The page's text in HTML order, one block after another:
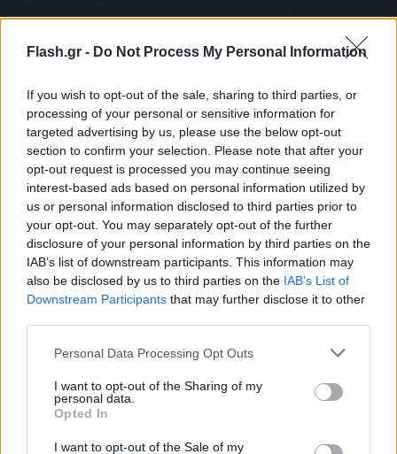
Flash.gr - Do Not Process My Personal Information
If you wish to opt-out of the sale, sharing to third parties, or
processing of your personal or sensitive information for
targeted advertising by us, please use the below opt-out
section to confirm your selection. Please note that after your
opt-out request is processed you may continue seeing
interest-based ads based on personal information utilized by
us or personal information disclosed to third parties prior to
your opt-out. You may separately opt-out of the further
disclosure of your personal information by third parties on the
IAB’s list of downstream participants. This information may
also be disclosed by us to third parties on the IAB’s List of
Downstream Participants that may further disclose it to other
Please note that this website/app uses one or more Google
not limited to your visit or usage behaviour. You may click to
grant or deny consent to Google and its third-party tags to
use your data for below specified purposes in below Google
consent section.
Personal Data Processing Opt Outs
I want to opt-out of the Sharing of my
personal data.
Opted In
I want to opt-out of the Sale of my
Ερυθρός Σταυρός: «Κατέβασε» το βίντεο για τη
ζωή του 26χρονου Αφγανού μετά τη δολοφονία